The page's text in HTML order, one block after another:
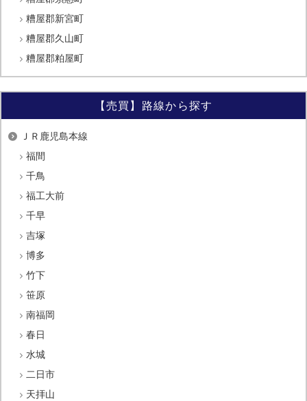
糟屋郡新宮町
糟屋郡久山町
糟屋郡粕屋町
【売買】路線から探す
ＪＲ鹿児島本線
福間
千鳥
福工大前
千早
吉塚
博多
竹下
笹原
南福岡
春日
水城
二日市
天拝山